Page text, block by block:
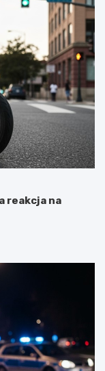
reakcja na